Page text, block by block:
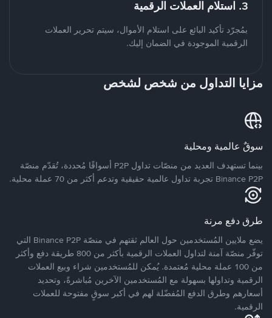
3. استلام العملات الرقمية
بمُجرّد تأكيد البائع على استلام الأموال، سيتم تحرير العملات
الرقمية الموجودة في الضمان إليك.
مزايا التداول من شخص لشخص
سوقٌ عالمية ومحلية
بينما تستهدف العديد من منصّات تداول P2P أسواقًا مُحددة، تُقدّم منصّة
Binance P2P تجربة تداول عالمية حقيقية وتدعم أكثر من 70 عملة محلية.
طرق دفع مرنة
يضع ملايين المُستخدمين حول العالم ثقتهم في منصّة Binance P2P التي
توفّر منصّة آمنة لتداول العملات الرقمية بأكثر من 800 طريقة دفع وأكثر
من 100 عملة محلية مُعتمدة. يُمكن للمُستخدمين شراء وبيع العملات
الرقمية وتداولها بسهولة مع المُستخدمين الآخرين مُباشرةً، وتحديد
أسعارهم وطرق الدفع المُفضّلة لهم في أكبر سوقٍ مفتوحة للعملات
الرقمية.